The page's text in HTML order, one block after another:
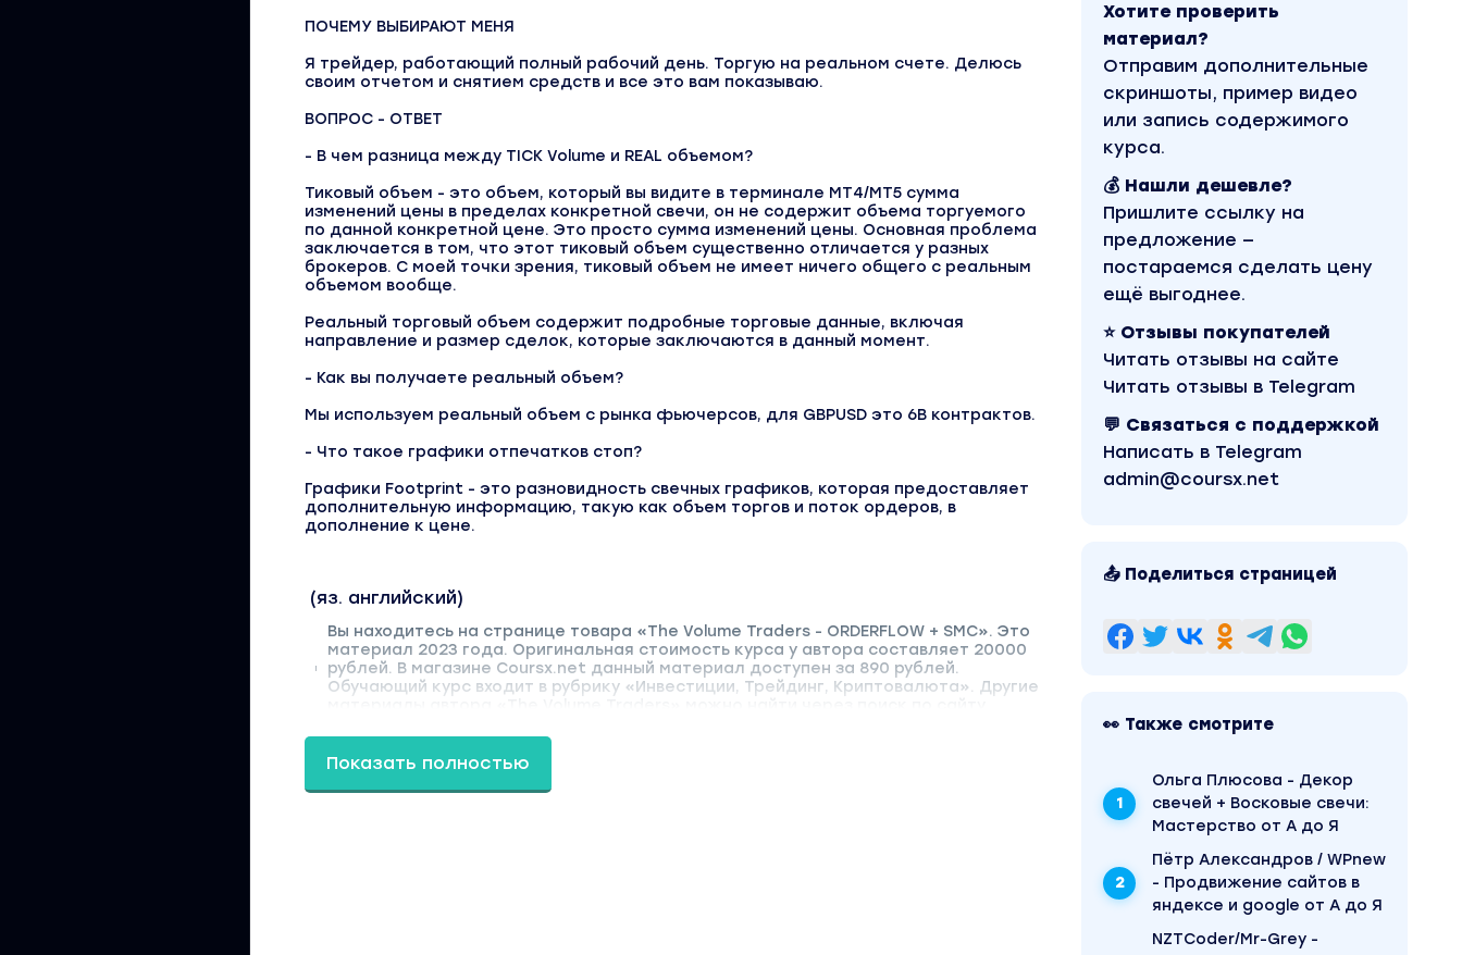
ПОЧЕМУ ВЫБИРАЮТ МЕНЯ
Я трейдер, работающий полный рабочий день. Торгую на реальном счете. Делюсь
своим отчетом и снятием средств и все это вам показываю.
ВОПРОС - ОТВЕТ
- В чем разница между TICK Volume и REAL объемом?
Тиковый объем - это объем, который вы видите в терминале MT4/MT5 сумма
изменений цены в пределах конкретной свечи, он не содержит объема торгуемого
по данной конкретной цене. Это просто сумма изменений цены. Основная проблема
заключается в том, что этот тиковый объем существенно отличается у разных
брокеров. С моей точки зрения, тиковый объем не имеет ничего общего с реальным
объемом вообще.
Реальный торговый объем содержит подробные торговые данные, включая
направление и размер сделок, которые заключаются в данный момент.
- Как вы получаете реальный объем?
Мы используем реальный объем с рынка фьючерсов, для GBPUSD это 6B контрактов.
- Что такое графики отпечатков стоп?
Графики Footprint - это разновидность свечных графиков, которая предоставляет
дополнительную информацию, такую как объем торгов и поток ордеров, в
дополнение к цене.
(яз. английский)
Вы находитесь на странице товара «The Volume Traders - ORDERFLOW + SMC». Это
материал 2023 года. Оригинальная стоимость курса у автора составляет 20000
рублей. В магазине Coursx.net данный материал доступен за 890 рублей.
Обучающий курс входит в рубрику «Инвестиции, Трейдинг, Криптовалюта». Другие
Показать полностью
Хотите проверить
материал?
Отправим дополнительные
скриншоты, пример видео
или запись содержимого
курса.
💰 Нашли дешевле?
Пришлите ссылку на
предложение —
постараемся сделать цену
ещё выгоднее.
⭐ Отзывы покупателей
Читать отзывы на сайте
Читать отзывы в Telegram
💬 Связаться с поддержкой
Написать в Telegram
admin@coursx.net
📤 Поделиться страницей
👀 Также смотрите
Ольга Плюсова - Декор
свечей + Восковые свечи:
Мастерство от А до Я
Пётр Александров / WPnew
- Продвижение сайтов в
яндексе и google от А до Я
NZTCoder/Mr-Grey -